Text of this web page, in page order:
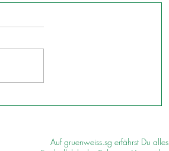
Auf gruenweiss.sg erfährst Du